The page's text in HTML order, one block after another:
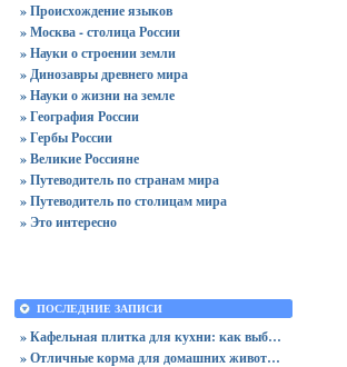
» Происхождение языков
» Москва - столица России
» Науки о строении земли
» Динозавры древнего мира
» Науки о жизни на земле
» География России
» Гербы России
» Великие Россияне
» Путеводитель по странам мира
» Путеводитель по столицам мира
» Это интересно
ПОСЛЕДНИЕ ЗАПИСИ
» Кафельная плитка для кухни: как выбрать практичную отделку
» Отличные корма для домашних животных